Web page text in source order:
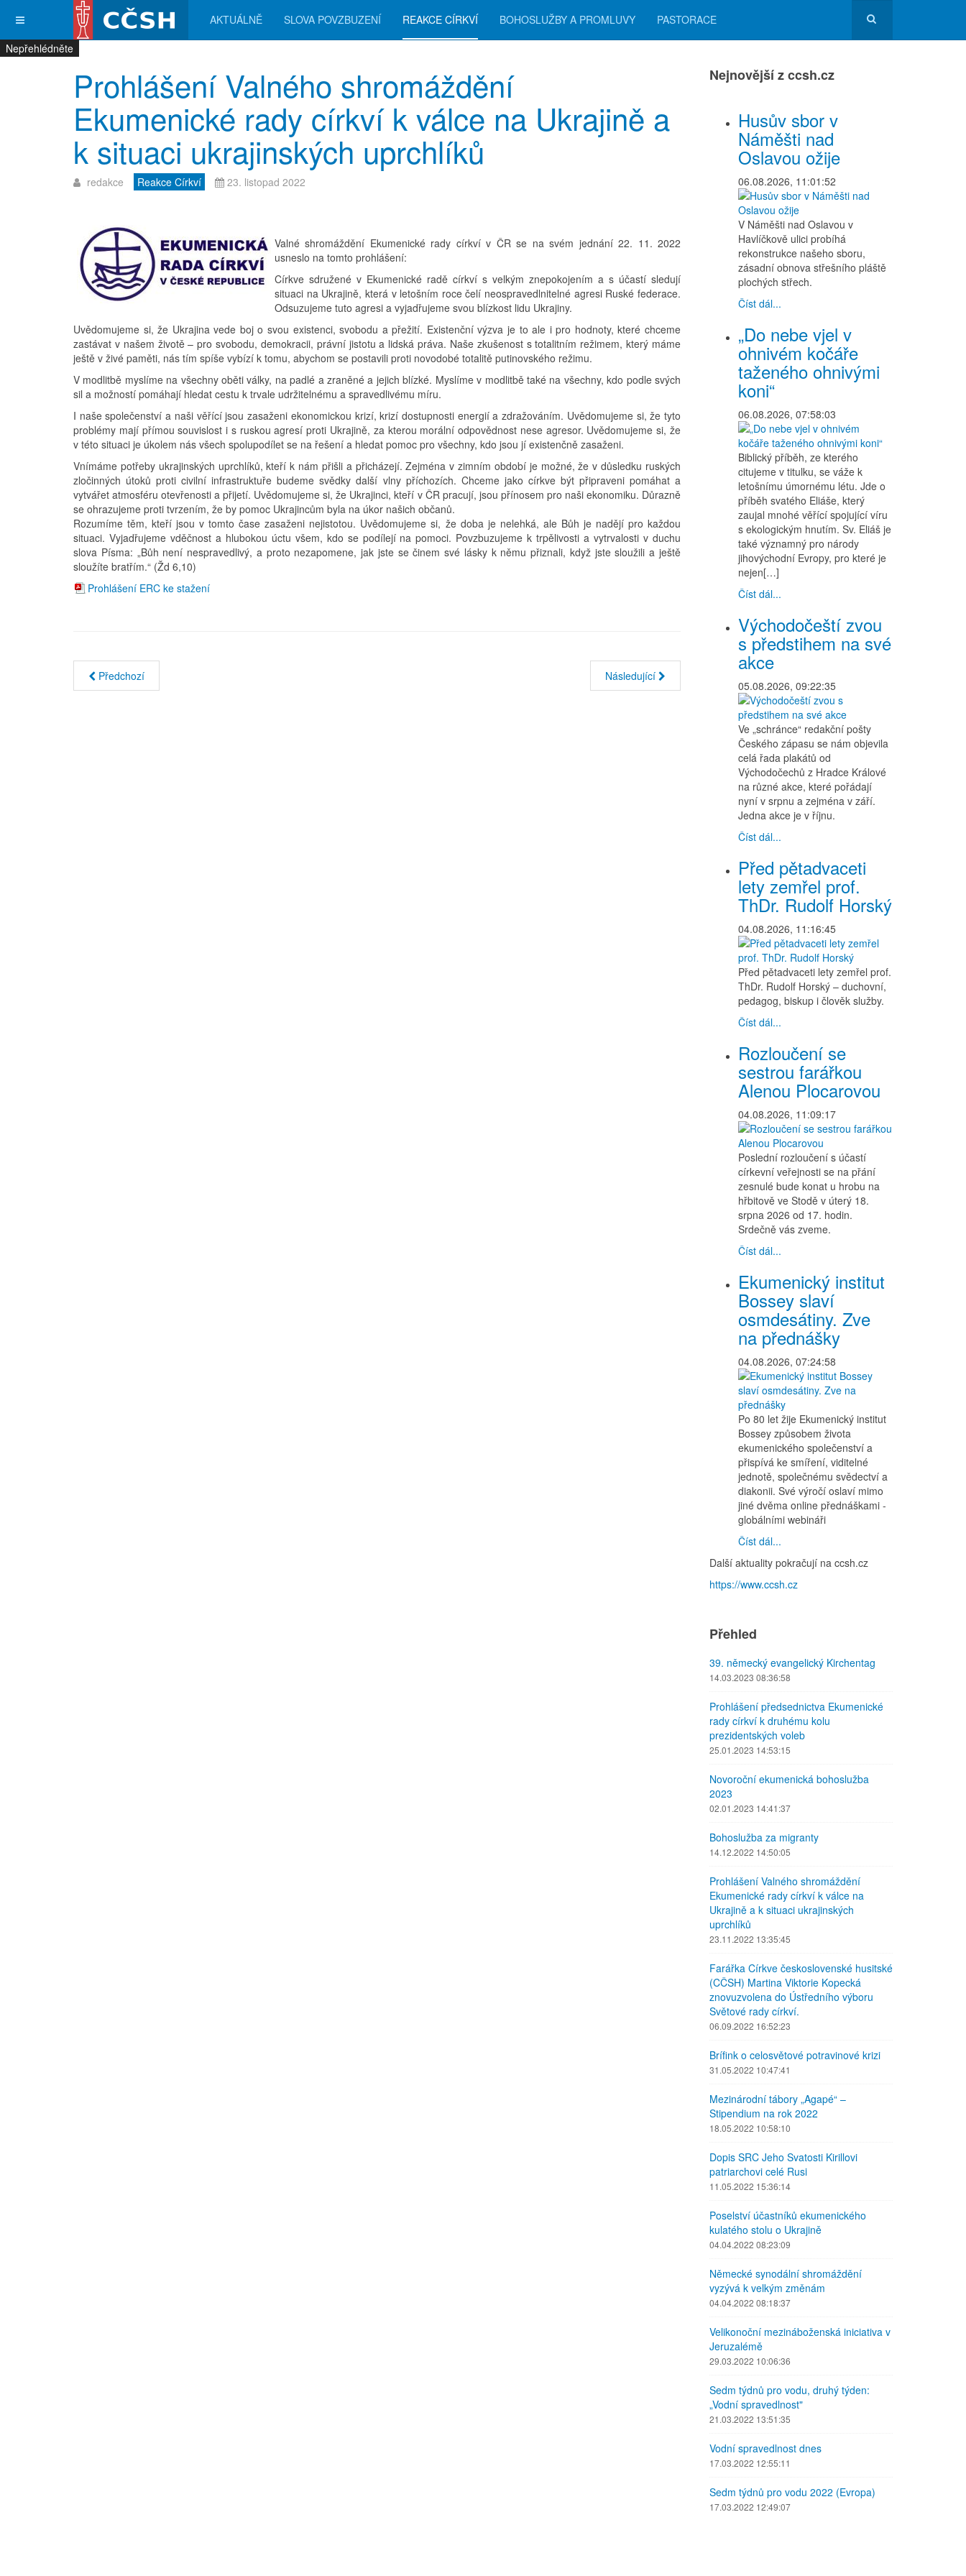
AKTUÁLNĚ SLOVA POVZBUZENÍ REAKCE CÍRKVÍ BOHOSLUŽBY A PROMLUVY PASTORACE
Prohlášení Valného shromáždění
Ekumenické rady církví k válce na Ukrajině a
k situaci ukrajinských uprchlíků
redakce Reakce Církví 23. listopad 2022
Valné shromáždění Ekumenické rady církví v ČR se na svém jednání 22. 11. 2022
usneslo na tomto prohlášení:
Církve sdružené v Ekumenické radě církví s velkým znepokojením a s účastí sledují
situaci na Ukrajině, která v letošním roce čelí neospravedlnitelné agresi Ruské federace.
Odsuzujeme tuto agresi a vyjadřujeme svou blízkost lidu Ukrajiny.
Uvědomujeme si, že Ukrajina vede boj o svou existenci, svobodu a přežití. Existenční výzva je to ale i pro hodnoty, které chceme
zastávat v našem životě – pro svobodu, demokracii, právní jistotu a lidská práva. Naše zkušenost s totalitním režimem, který máme
ještě v živé paměti, nás tím spíše vybízí k tomu, abychom se postavili proti novodobé totalitě putinovského režimu.
V modlitbě myslíme na všechny oběti války, na padlé a zraněné a jejich blízké. Myslíme v modlitbě také na všechny, kdo podle svých
sil a možností pomáhají hledat cestu k trvale udržitelnému a spravedlivému míru.
I naše společenství a naši věřící jsou zasaženi ekonomickou krizí, krizí dostupnosti energií a zdražováním. Uvědomujeme si, že tyto
problémy mají přímou souvislost i s ruskou agresí proti Ukrajině, za kterou morální odpovědnost nese agresor. Uvědomujeme si, že
v této situaci je úkolem nás všech spolupodílet se na řešení a hledat pomoc pro všechny, kdo jsou jí existenčně zasaženi.
Vnímáme potřeby ukrajinských uprchlíků, kteří k nám přišli a přicházejí. Zejména v zimním období je možné, že v důsledku ruských
zločinných útoků proti civilní infrastruktuře budeme svědky další vlny příchozích. Chceme jako církve být připraveni pomáhat a
vytvářet atmosféru otevřenosti a přijetí. Uvědomujeme si, že Ukrajinci, kteří v ČR pracují, jsou přínosem pro naši ekonomiku. Důrazně
se ohrazujeme proti tvrzením, že by pomoc Ukrajincům byla na úkor našich občanů.
Rozumíme těm, kteří jsou v tomto čase zasaženi nejistotou. Uvědomujeme si, že doba je nelehká, ale Bůh je nadějí pro každou
situaci. Vyjadřujeme vděčnost a hlubokou úctu všem, kdo se podílejí na pomoci. Povzbuzujeme k trpělivosti a vytrvalosti v duchu
slova Písma: „Bůh není nespravedlivý, a proto nezapomene, jak jste se činem své lásky k němu přiznali, když jste sloužili a ještě
sloužíte bratřím.“ (Žd 6,10)
Prohlášení ERC ke stažení
Předchozí Následující
Nejnovější z ccsh.cz
Husův sbor v
Náměšti nad
Oslavou ožije
06.08.2026, 11:01:52
V Náměšti nad Oslavou v
Havlíčkově ulici probíhá
rekonstrukce našeho sboru,
zásadní obnova střešního pláště
plochých střech.
Číst dál...
„Do nebe vjel v
ohnivém kočáře
taženého ohnivými
koni“
06.08.2026, 07:58:03
Biblický příběh, ze kterého
citujeme v titulku, se váže k
letošnímu úmornému létu. Jde o
příběh svatého Eliáše, který
zaujal mnohé věřící spojující víru
s ekologickým hnutím. Sv. Eliáš je
také významný pro národy
jihovýchodní Evropy, pro které je
nejen[…]
Číst dál...
Východočeští zvou
s předstihem na své
akce
05.08.2026, 09:22:35
Ve „schránce“ redakční pošty
Českého zápasu se nám objevila
celá řada plakátů od
Východočechů z Hradce Králové
na různé akce, které pořádají
nyní v srpnu a zejména v září.
Jedna akce je v říjnu.
Číst dál...
Před pětadvaceti
lety zemřel prof.
ThDr. Rudolf Horský
04.08.2026, 11:16:45
Před pětadvaceti lety zemřel prof.
ThDr. Rudolf Horský – duchovní,
pedagog, biskup i člověk služby.
Číst dál...
Rozloučení se
sestrou farářkou
Alenou Plocarovou
04.08.2026, 11:09:17
Poslední rozloučení s účastí
církevní veřejnosti se na přání
zesnulé bude konat u hrobu na
hřbitově ve Stodě v úterý 18.
srpna 2026 od 17. hodin.
Srdečně vás zveme.
Číst dál...
Ekumenický institut
Bossey slaví
osmdesátiny. Zve
na přednášky
04.08.2026, 07:24:58
Po 80 let žije Ekumenický institut
Bossey způsobem života
ekumenického společenství a
přispívá ke smíření, viditelné
jednotě, společnému svědectví a
diakonii. Své výročí oslaví mimo
jiné dvěma online přednáškami -
globálními webináři
Číst dál...
Další aktuality pokračují na ccsh.cz
https://www.ccsh.cz
Přehled
39. německý evangelický Kirchentag
14.03.2023 08:36:58
Prohlášení předsednictva Ekumenické
rady církví k druhému kolu
prezidentských voleb
25.01.2023 14:53:15
Novoroční ekumenická bohoslužba
2023
02.01.2023 14:41:37
Bohoslužba za migranty
14.12.2022 14:50:05
Prohlášení Valného shromáždění
Ekumenické rady církví k válce na
Ukrajině a k situaci ukrajinských
uprchlíků
23.11.2022 13:35:45
Farářka Církve československé husitské
(CČSH) Martina Viktorie Kopecká
znovuzvolena do Ústředního výboru
Světové rady církví.
06.09.2022 16:52:23
Brífink o celosvětové potravinové krizi
31.05.2022 10:47:41
Mezinárodní tábory „Agapé“ –
Stipendium na rok 2022
18.05.2022 10:58:10
Dopis SRC Jeho Svatosti Kirillovi
patriarchovi celé Rusi
11.05.2022 15:36:14
Poselství účastníků ekumenického
kulatého stolu o Ukrajině
04.04.2022 08:23:09
Německé synodální shromáždění
vyzývá k velkým změnám
04.04.2022 08:18:37
Velikonoční mezináboženská iniciativa v
Jeruzalémě
29.03.2022 10:06:36
Sedm týdnů pro vodu, druhý týden:
„Vodní spravedlnost"
21.03.2022 13:51:35
Vodní spravedlnost dnes
17.03.2022 12:55:11
Sedm týdnů pro vodu 2022 (Evropa)
17.03.2022 12:49:07
Nepřehlédněte
Nepřehlédněte
Nepřehlédněte
Nepřehlédněte